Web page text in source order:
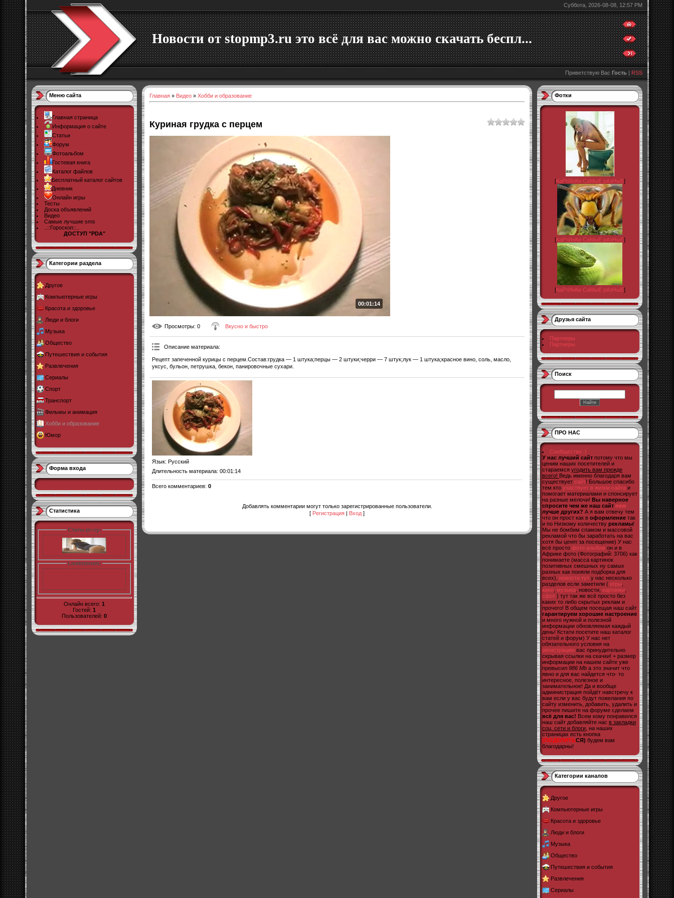
Суббота, 2026-08-08, 12:57 PM
Новости от stopmp3.ru это всё для вас можно скачать беспл...
Приветствую Вас Гость | RSS
Меню сайта
Главная страница
Информация о сайте
Статьи
Форум
Фотоальбом
Гостевая книга
Каталог файлов
Бесплатный каталог сайтов
Дневник
Онлайн игры
Тесты
Доска объявлений
Видео
Самые лучшие sms
..::Гороскоп::..
ДОСТУП "PDA"
Категории раздела
Другое
Компьютерные игры
Красота и здоровье
Люди и блоги
Музыка
Общество
Путешествия и события
Развлечения
Сериалы
Спорт
Транспорт
Фильмы и анимация
Хобби и образование
Юмор
Форма входа
Статистика
Статы pr-cy:
LiveInternet:
Онлайн всего: 1
Гостей: 1
Пользователей: 0
Главная » Видео » Хобби и образование
Куриная грудка с перцем
00:01:14
Просмотры: 0 Вкусно и быстро
Описание материала:
Рецепт запеченной курицы с перцем.Состав:грудка — 1 штука;перцы — 2 штуки;черри — 7 штук;лук — 1 штука;красное вино, соль, масло,
уксус, бульон, петрушка, бекон, панировочные сухари.
Язык: Русский
Длительность материала: 00:01:14
Всего комментариев: 0
Добавлять комментарии могут только зарегистрированные пользователи.
[ Регистрация | Вход ]
Фотки
[КаРтИнКи СаМыЕ рАзНыЕ]
[КаРтИнКи СаМыЕ рАзНыЕ]
[КаРтИнКи СаМыЕ рАзНыЕ]
Друзья сайта
Партнеры
Партнеры
Поиск
ПРО НАС
Сообщество :)
У нас лучший сайт потому что мы
ценим наших посетителей и
стараемся угодить вам прежде
всего! Ведь именно благодаря вам
существует сайт! Большое спасибо
тем кто участвует в жизни сайта и
помогает материалами и спонсирует
на разные мелочи! Вы наверное
спросите чем же наш сайт new
лучше других? А я вам отвечу тем
что он прост как в оформление так
и по Низкому количеству рекламы!
Мы не бомбим спамом и массовой
рекламой что бы заработать на вас
хотя бы цент за посещение) У нас
всё просто фото альбом он и в
Африке фото (Фотографий: 3706) как
понимаете (масса картинок
позитивных смешных ну самых
разных как поняли подборка для
всех), новости тут у нас несколько
разделов если заметили ( игры
кино музыка , новости, картинки
сфот ) тут так же всё просто без
каких то либо скрытых реклам и
прочего! В общем посещая наш сайт
гарантируем хорошие настроение
и много нужной и полезной
информации обновляемая каждый
день! Кстати посетите наш каталог
статей и форум) У нас нет
обязательного условия на
регистрацию вас принудительно
скрывая ссылки на скачки! + размер
информации на нашем сайте уже
превысил 986 Mb а это значит что
явно и для вас найдется что- то
интересное, полезное и
занимательное! Да и вообще
администрация пойдёт навстречу к
вам если у вас будут пожелания по
сайту изменить, добавить, удалить и
прочее пишите на форуме сделаем
всё для вас! Всем кому понравился
наш сайт добавляйте нас в закладки
соц. сети и блоги , на наших
страницах есть кнопка
(ПОДЕЛИТЬСЯ) будем вам
благодарны!
Категории каналов
Другое
Компьютерные игры
Красота и здоровье
Люди и блоги
Музыка
Общество
Путешествия и события
Развлечения
Сериалы